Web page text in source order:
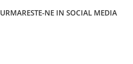
URMARESTE-NE IN SOCIAL MEDIA